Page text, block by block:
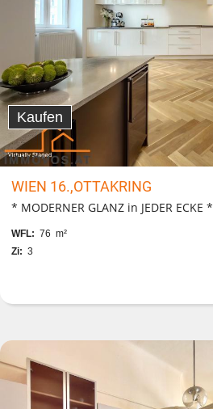
Kaufen
WIEN 16.,OTTAKRING
* MODERNER GLANZ in JEDER ECKE *
WFL: 76 m²
Zi: 3